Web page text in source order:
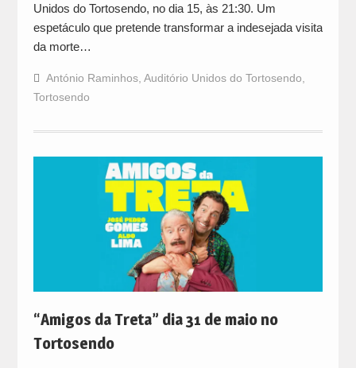
Unidos do Tortosendo, no dia 15, às 21:30. Um
espetáculo que pretende transformar a indesejada visita
da morte…
António Raminhos, Auditório Unidos do Tortosendo
Tortosendo
“Amigos da Treta” dia 31 de maio no
Tortosendo